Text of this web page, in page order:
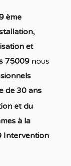
ème
et
75009nous
de 30 ans
et du
à la
Intervention